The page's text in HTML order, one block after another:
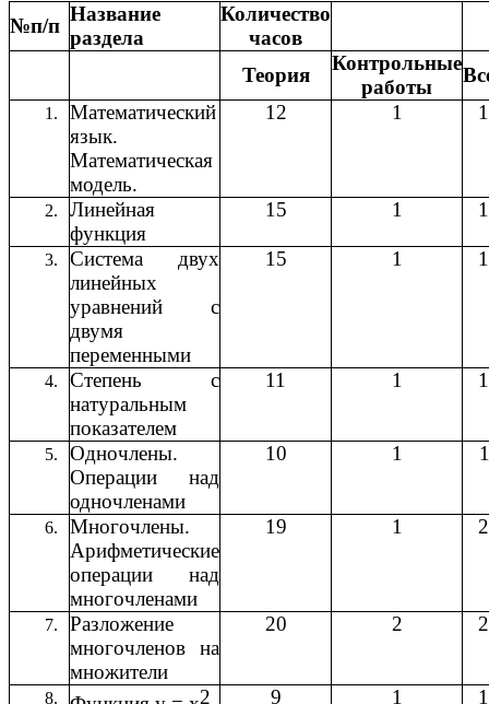
№п/п
Название
раздела
Количество
часов
Теория
Контрольные
работы
Математический
язык.
Математическая
модель.
12 1
Линейная
функция
15 1
Система двух
линейных
уравнений с
двумя
переменными
15 1
Степень с
натуральным
показателем
11 1
Одночлены.
Операции над
одночленами
10 1
Многочлены.
Арифметические
операции над
многочленами
19 1
Разложение
многочленов на
множители
20 2
2 9 1